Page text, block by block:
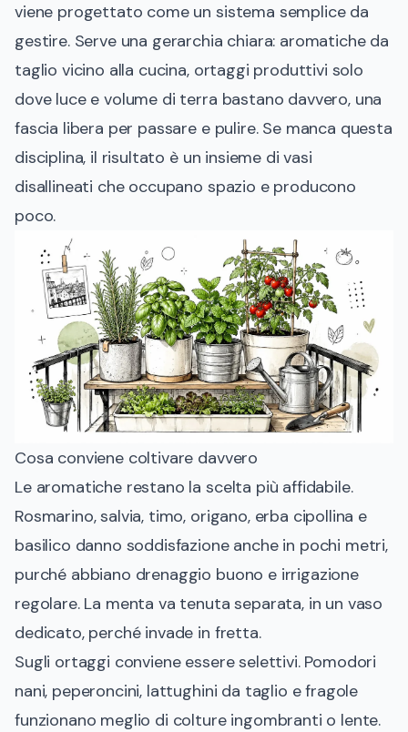
viene progettato come un sistema semplice da
gestire. Serve una gerarchia chiara: aromatiche da
taglio vicino alla cucina, ortaggi produttivi solo
dove luce e volume di terra bastano davvero, una
fascia libera per passare e pulire. Se manca questa
disciplina, il risultato è un insieme di vasi
disallineati che occupano spazio e producono
poco.
Cosa conviene coltivare davvero
Le aromatiche restano la scelta più affidabile.
Rosmarino, salvia, timo, origano, erba cipollina e
basilico danno soddisfazione anche in pochi metri,
purché abbiano drenaggio buono e irrigazione
regolare. La menta va tenuta separata, in un vaso
dedicato, perché invade in fretta.
Sugli ortaggi conviene essere selettivi. Pomodori
nani, peperoncini, lattughini da taglio e fragole
funzionano meglio di colture ingombranti o lente.